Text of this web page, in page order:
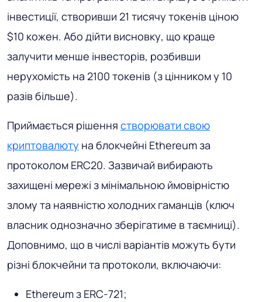
інвестиції, створивши 21 тисячу токенів ціною
$10 кожен. Або дійти висновку, що краще
залучити менше інвесторів, розбивши
нерухомість на 2100 токенів (з цінником у 10
разів більше).
Приймається рішення створювати свою
криптовалюту на блокчейні Ethereum за
протоколом ERC20. Зазвичай вибирають
захищені мережі з мінімальною ймовірністю
злому та наявністю холодних гаманців (ключ
власник однозначно зберігатиме в таємниці).
Доповнимо, що в числі варіантів можуть бути
різні блокчейни та протоколи, включаючи:
Ethereum з ERC-721;